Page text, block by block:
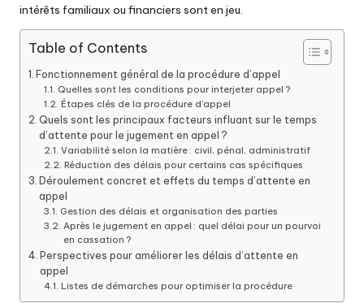
intérêts familiaux ou financiers sont en jeu.
Table of Contents
Fonctionnement général de la procédure d’appel
Quelles sont les conditions pour interjeter appel ?
Étapes clés de la procédure d’appel
Quels sont les principaux facteurs influant sur le temps
d’attente pour le jugement en appel ?
Variabilité selon la matière : civil, pénal, administratif
Réduction des délais pour certains cas spécifiques
Déroulement concret et effets du temps d’attente en
appel
Gestion des délais et organisation des parties
Après le jugement en appel : quel délai pour un pourvoi
en cassation ?
Perspectives pour améliorer les délais d’attente en
appel
Listes de démarches pour optimiser la procédure